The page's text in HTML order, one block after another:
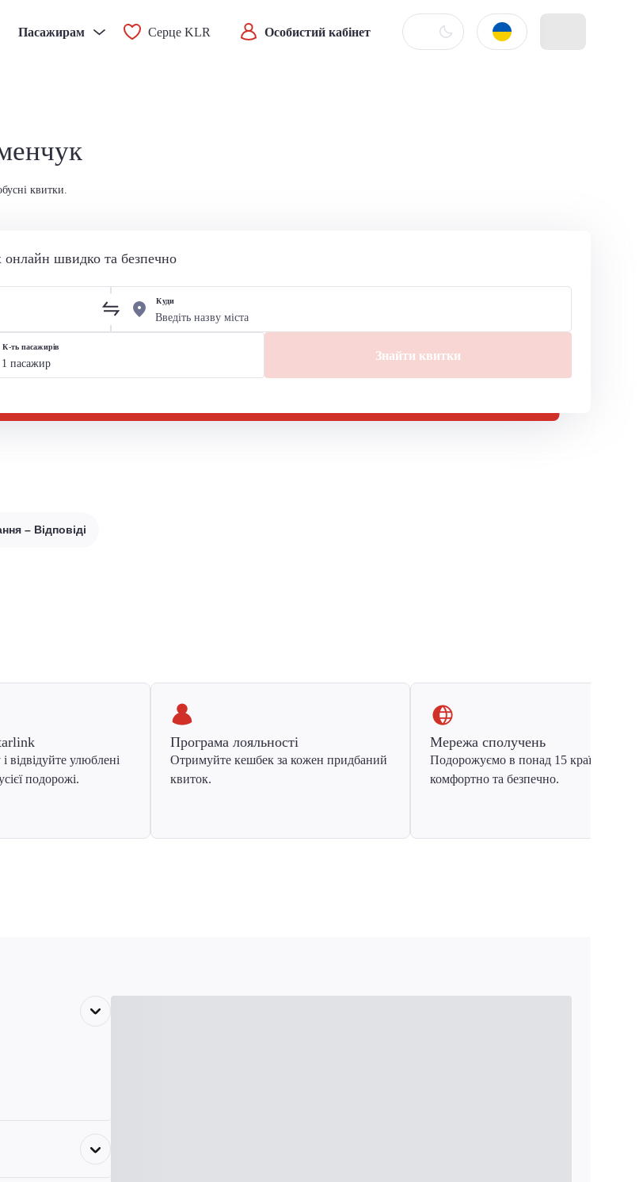
Пасажирам Серце KLR Особистий кабінет
квитки.
швидко та безпечно
Куди
К-ть пасажирів
Знайти квитки
– Відповіді
відвідуйте улюблені
подорожі.
Програма лояльності
Отримуйте кешбек за кожен придбаний
квиток.
Мережа сполучень
Подорожуємо в понад 15 країн Європи
комфортно та безпечно.